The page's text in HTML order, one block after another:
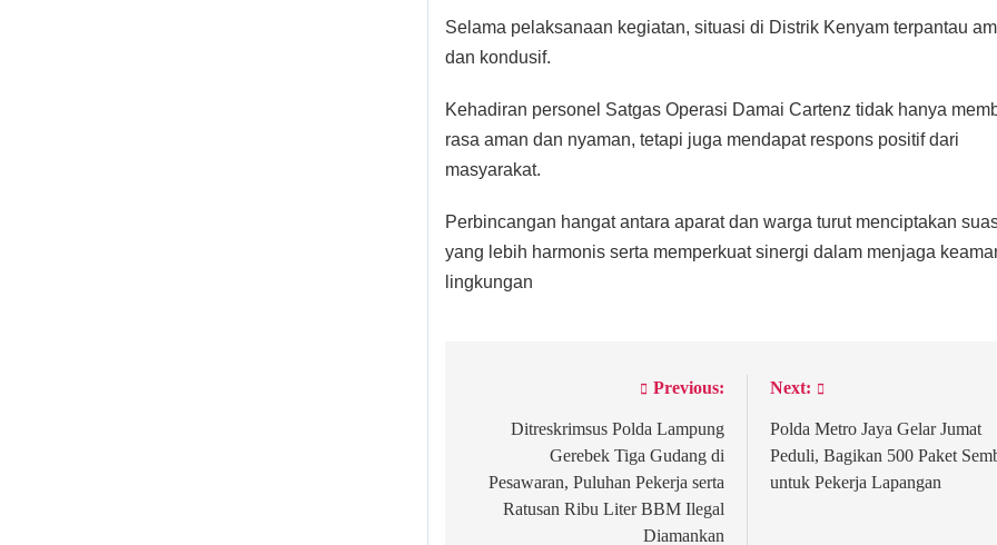
Selama pelaksanaan kegiatan, situasi di Distrik Kenyam terpantau
dan kondusif.
Kehadiran personel Satgas Operasi Damai Cartenz tidak hanya
rasa aman dan nyaman, tetapi juga mendapat respons positif dari
masyarakat.
Perbincangan hangat antara aparat dan warga turut menciptakan
yang lebih harmonis serta memperkuat sinergi dalam menjaga
lingkungan
navigation
Previous:
Ditreskrimsus Polda Lampung
Gerebek Tiga Gudang di
Pesawaran, Puluhan Pekerja serta
Ratusan Ribu Liter BBM Ilegal
Diamankan
Next:
Polda Metro Jaya Gelar Jumat
Peduli, Bagikan 500 Paket
untuk Pekerja Lapangan